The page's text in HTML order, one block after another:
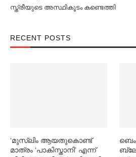
സ്ത്രീയുടെ അസ്ഥികൂടം കണ്ടെത്തി
RECENT POSTS
‘മുസ്‌ലിം ആയതുകൊണ്ട്
മാത്രം ‘പാകിസ്താനി’ എന്ന്